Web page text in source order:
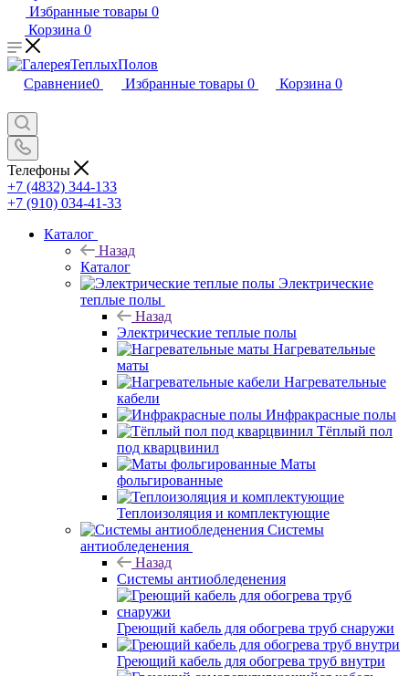
Избранные товары 0
Корзина 0
Сравнение0 Избранные товары 0 Корзина 0
Телефоны
+7 (4832) 344-133
+7 (910) 034-41-33
Каталог
Назад
Каталог
Электрические
теплые полы
Назад
Электрические теплые полы
Нагревательные
маты
Нагревательные
кабели
Инфракрасные полы
Тёплый пол
под кварцвинил
Маты
фольгированные
Теплоизоляция и комплектующие
Системы
антиобледенения
Назад
Системы антиобледенения
Греющий кабель для обогрева труб снаружи
Греющий кабель для обогрева труб внутри